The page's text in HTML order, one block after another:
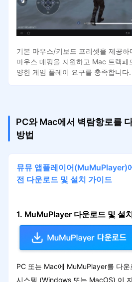
기본 마우스/키보드 프리셋을 제공
마우스 매핑을 지원하고 Mac 트랙패
양한 게임 플레이 요구를 충족합니다.
PC와 Mac에서 벽람항로를
방법
뮤뮤 앱플레이어(MuMuPlayer)
전 다운로드 및 설치 가이드
1. MuMuPlayer 다운로드 및 설치
PC 또는 Mac에 MuMuPlayer를 다
시스템 (Windows 또는 MacOS) 이